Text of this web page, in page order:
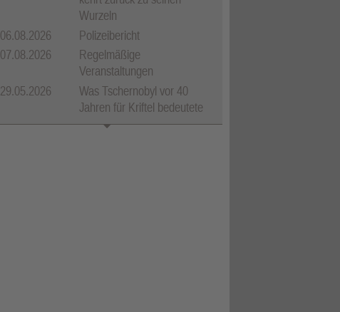
Wurzeln
06.08.2026
Polizeibericht
07.08.2026
Regelmäßige
Veranstaltungen
29.05.2026
Was Tschernobyl vor 40
Jahren für Kriftel bedeutete